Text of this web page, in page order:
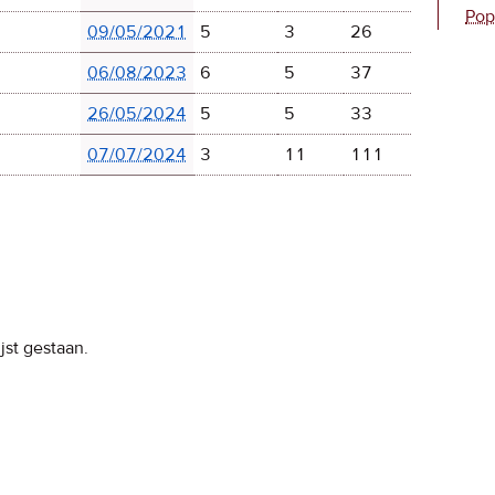
09/05/2021
5 3
26
06/08/2023
6 5
37
26/05/2024
5 5
33
07/07/2024
3 11 111
gestaan.